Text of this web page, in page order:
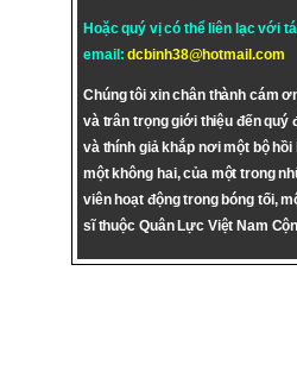
Hoặc quý vị có thể liên lạc với
email:dcbinh38@hotmail.com
Chúng tôi xin chân thành cám
và trân trọng giới thiệu đến quý
và thính giả khắp nơi một bộ hồi
một không hai, của một trong
viên hoạt động trong bóng tối,
sĩ thuộc Quân Lực Việt Nam